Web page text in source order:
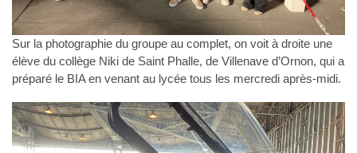
Sur la photographie du groupe au complet, on voit à droite une
élève du collège Niki de Saint Phalle, de Villenave d’Ornon, qui a
préparé le BIA en venant au lycée tous les mercredi après-midi.